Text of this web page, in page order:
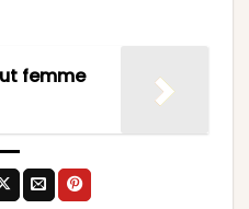
femme